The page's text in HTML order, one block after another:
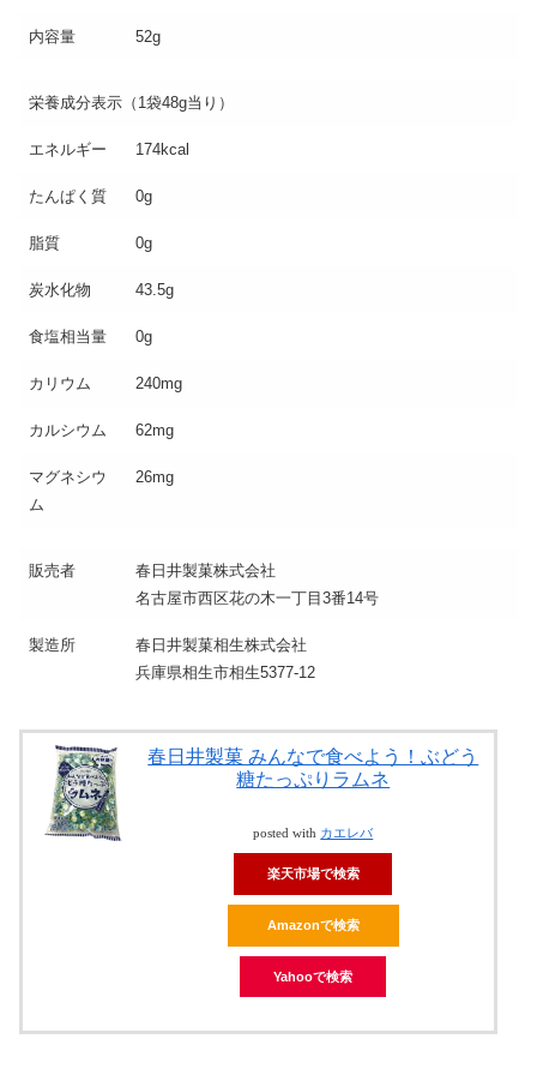
内容量 52g
栄養成分表示（1袋48g当り）
エネルギー 174kcal
たんぱく質 0g
脂質 0g
炭水化物 43.5g
食塩相当量 0g
カリウム 240mg
カルシウム 62mg
マグネシウ
ム
26mg
販売者
春日井製菓株式会社
名古屋市西区花の木一丁目3番14号
製造所
春日井製菓相生株式会社
兵庫県相生市相生5377-12
春日井製菓 みんなで食べよう！ぶどう
糖たっぷりラムネ
posted with カエレバ
楽天市場で検索
Amazonで検索
Yahooで検索